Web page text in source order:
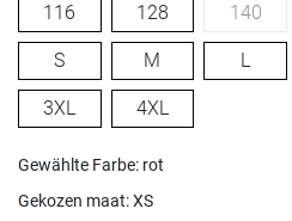
116 128 140
S M L
3XL 4XL
Gewählte Farbe: rot
Gekozen maat:XS